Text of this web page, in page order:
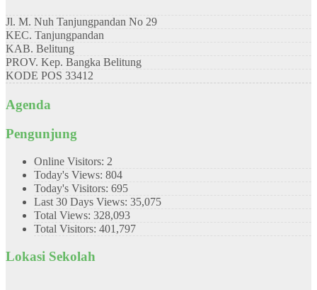
Jl. M. Nuh Tanjungpandan No 29
KEC. Tanjungpandan
KAB. Belitung
PROV. Kep. Bangka Belitung
KODE POS 33412
Agenda
Pengunjung
Online Visitors: 2
Today's Views: 804
Today's Visitors: 695
Last 30 Days Views: 35,075
Total Views: 328,093
Total Visitors: 401,797
Lokasi Sekolah